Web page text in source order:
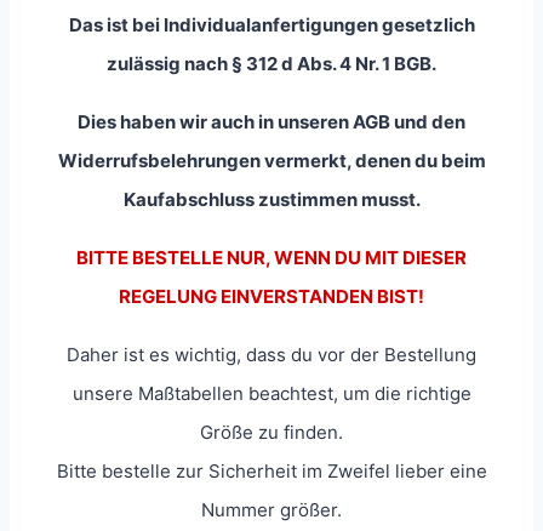
Das ist bei Individualanfertigungen gesetzlich
zulässig nach § 312 d Abs. 4 Nr. 1 BGB.
Dies haben wir auch in unseren AGB und den
Widerrufsbelehrungen vermerkt, denen du beim
Kaufabschluss zustimmen musst.
BITTE BESTELLE NUR, WENN DU MIT DIESER
REGELUNG EINVERSTANDEN BIST!
Daher ist es wichtig, dass du vor der Bestellung
unsere Maßtabellen beachtest, um die richtige
Größe zu finden.
Bitte bestelle zur Sicherheit im Zweifel lieber eine
Nummer größer.